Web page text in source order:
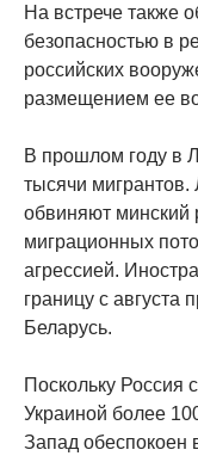
На встрече также
безопасностью в
российских
размещением ее
В прошлом году в
тысячи
обвиняют минский
миграционных
агрессией.
границу с августа
Беларусь.
Поскольку Россия
Украиной более
Запад обеспокоен